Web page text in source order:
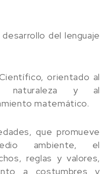
del lenguaje
orientado al
naturaleza y al
matemático.
que promueve
ambiente, el
reglas y valores,
a costumbres y